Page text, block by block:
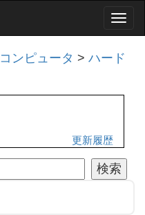
コンピュータ > ハード
更新履歴